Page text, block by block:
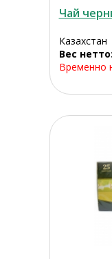
Чай
Казахстан
Вес
Временно